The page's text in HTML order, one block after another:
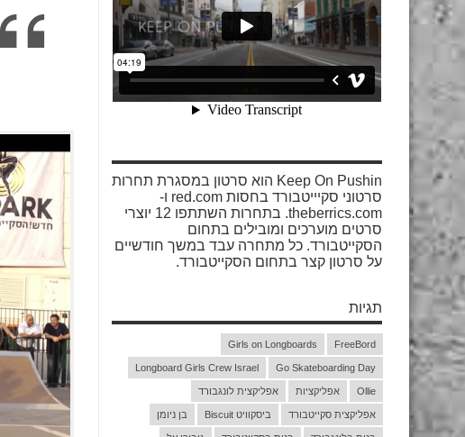
Keep On Pushin הוא סרטון במסגרת תחרות
סרטוני סקיייטבורד בחסות red.com ו-
theberrics.com. בתחרות השתתפו 12 יוצרי
סרטים מוערכים ומובילים בתחום
הסקייטבורד. כל מתחרה עבד במשך חודשיים
על סרטון קצר בתחום הסקייטבורד.
תגיות
FreeBord
Girls on Longboards
Go Skateboarding Day
Longboard Girls Crew Israel
Ollie אפליקציות אפליקצית לונגבורד
אפליקצית סקייטבורד ביסקוויט Biscuit בן ניומן